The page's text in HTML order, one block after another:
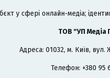
у сфері онлайн-медіа;
ТОВ "УП Медіа
Адреса: 01032, м. Київ, вул.
Телефон: +380 95